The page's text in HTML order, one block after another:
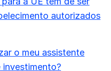
autorizados
o meu assistente
investimento?